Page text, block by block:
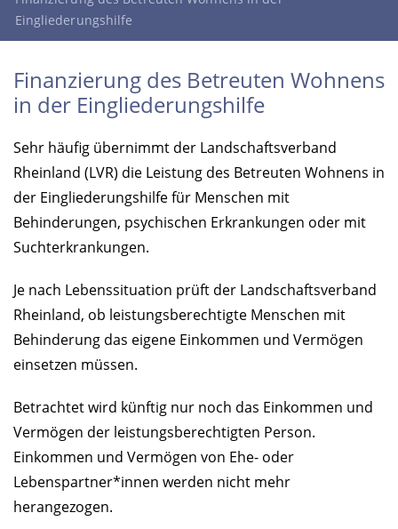
Eingliederungshilfe
Finanzierung des Betreuten Wohnens
in der Eingliederungshilfe
Sehr häufig übernimmt der Landschaftsverband
Rheinland (LVR) die Leistung des Betreuten Wohnens in
der Eingliederungshilfe für Menschen mit
Behinderungen, psychischen Erkrankungen oder mit
Suchterkrankungen.
Je nach Lebenssituation prüft der Landschaftsverband
Rheinland, ob leistungsberechtigte Menschen mit
Behinderung das eigene Einkommen und Vermögen
einsetzen müssen.
Betrachtet wird künftig nur noch das Einkommen und
Vermögen der leistungsberechtigten Person.
Einkommen und Vermögen von Ehe- oder
Lebenspartner*innen werden nicht mehr
herangezogen.